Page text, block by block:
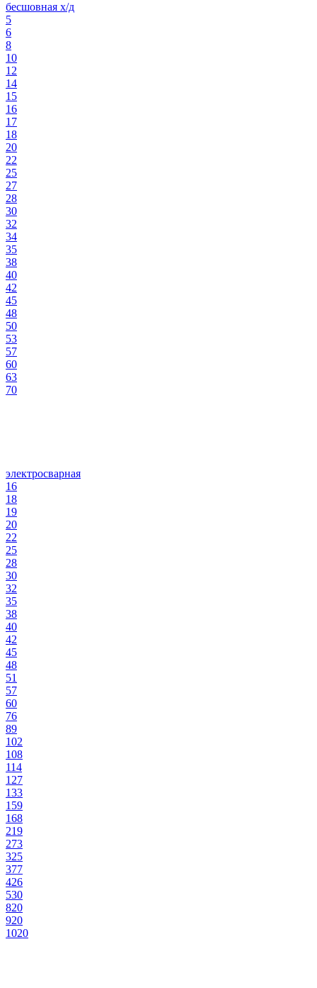
бесшовная х/д
5
6
8
10
12
14
15
16
17
18
20
22
25
27
28
30
32
34
35
38
40
42
45
48
50
53
57
60
63
70
электросварная
16
18
19
20
22
25
28
30
32
35
38
40
42
45
48
51
57
60
76
89
102
108
114
127
133
159
168
219
273
325
377
426
530
820
920
1020